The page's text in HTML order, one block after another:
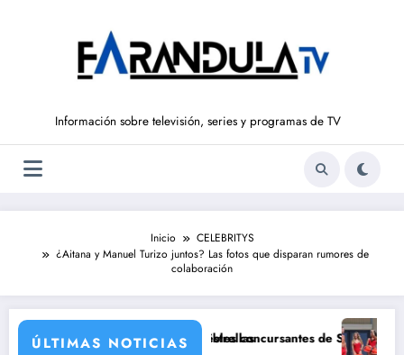
Información sobre televisión, series y programas de TV
Inicio
CELEBRITYS
¿Aitana y Manuel Turizo juntos? Las fotos que disparan rumores de
colaboración
ÚLTIMAS NOTICIAS
una de sus grandes estrellas
Ruiz e Ivana Icardi, posibles concursantes de Supervivientes All
Prime Video